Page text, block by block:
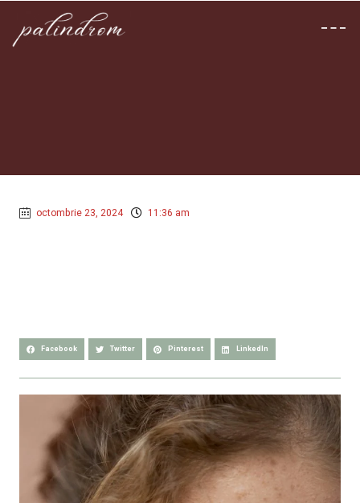
octombrie 23, 2024 11:36 am
Facebook Twitter Pinterest LinkedIn